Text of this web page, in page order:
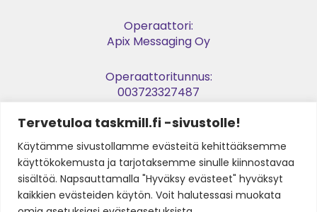
Tervetuloa taskmill.fi -sivustolle!
Käytämme sivustollamme evästeitä kehittääksemme
käyttökokemusta ja tarjotaksemme sinulle kiinnostavaa
sisältöä. Napsauttamalla "Hyväksy evästeet" hyväksyt
kaikkien evästeiden käytön. Voit halutessasi muokata
Operaattori:
Apix Messaging Oy
Operaattoritunnus:
003723327487
Verkkolaskuosoite:
003729053974
Y-tunnus:
2905397-4